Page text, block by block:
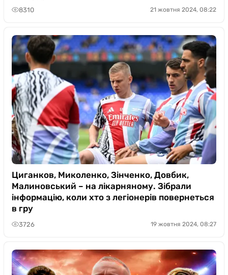
8310 21 жовтня 2024, 08:22
Циганков, Миколенко, Зінченко, Довбик,
Малиновський – на лікарняному. Зібрали
інформацію, коли хто з легіонерів повернеться
в гру
3726 19 жовтня 2024, 08:27